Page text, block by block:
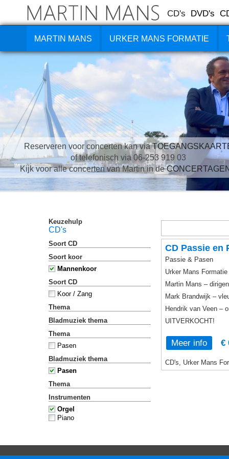
CD's DVD's
MARTIN MANS URKER MANS FORMATIE
Reserveren voor concerten kan via
of telefonisch via 06-253 919 03
Kijk voor alle concerten van Martin in de
Keuzehulp
CD's
Soort CD
Soort koor
Mannenkoor
Soort CD
Koor / Zang
Thema
Bladmuziek thema
Thema
Pasen
Bladmuziek thema
Pasen
Thema
Instrumenten
Orgel
Piano
CD Passie en
Passie & Pasen
Urker Mans Formatie
Martin Mans –
Mark Brandwijk –
Hendrik van Veen –
UITVERKOCHT!
Meer info €
CD's, Urker Mans